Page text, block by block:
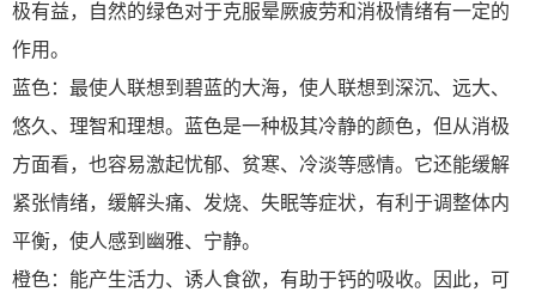
极有益，自然的绿色对于克服晕厥疲劳和消极情绪有一定的
作用。
蓝色：最使人联想到碧蓝的大海，使人联想到深沉、远大、
悠久、理智和理想。蓝色是一种极其冷静的颜色，但从消极
方面看，也容易激起忧郁、贫寒、冷淡等感情。它还能缓解
紧张情绪，缓解头痛、发烧、失眠等症状，有利于调整体内
平衡，使人感到幽雅、宁静。
橙色：能产生活力、诱人食欲，有助于钙的吸收。因此，可